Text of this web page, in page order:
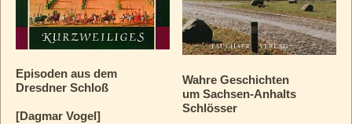
Episoden aus dem
Dresdner Schloß
[Dagmar Vogel]
Wahre Geschichten
um Sachsen-Anhalts
Schlösser